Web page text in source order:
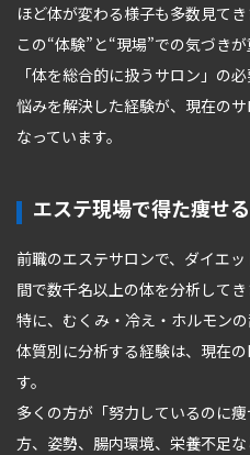
ほど体が変わる様子も多数見てき
この“体験”と“現場”での気づき
「体を総合的に扱うサロン」の
悩みを解決した経験が、現在の
なっています。
エステ現場で得た痩せ
前職のエステサロンで、ダイエ
間で数千名以上の体を分析してき
特に、むくみ・冷え・ホルモン
体質別に分析する経験は、現在
す。
多くの方が「努力しているのに
方、姿勢、腸内環境、栄養不足